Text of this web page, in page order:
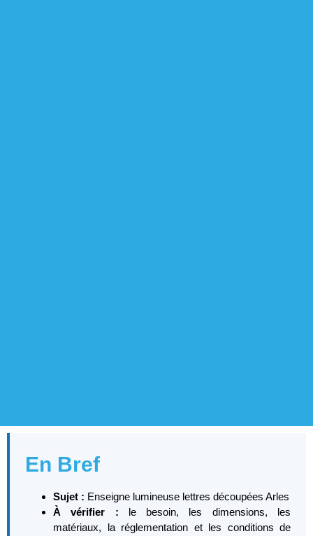
En Bref
Sujet : Enseigne lumineuse lettres découpées Arles
À vérifier : le besoin, les dimensions, les
matériaux, la réglementation et les conditions de